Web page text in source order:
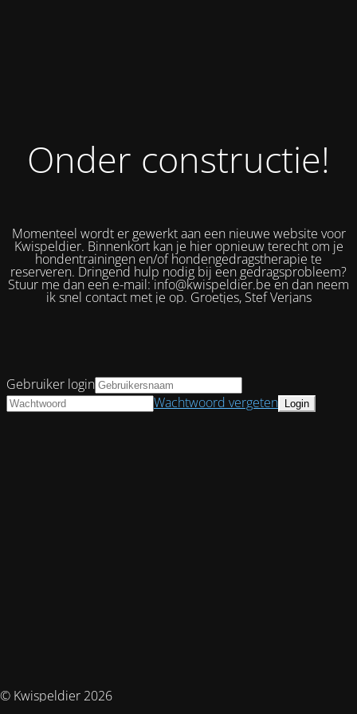
Onder constructie!
Momenteel wordt er gewerkt aan een nieuwe website voor
Kwispeldier. Binnenkort kan je hier opnieuw terecht om je
hondentrainingen en/of hondengedragstherapie te
reserveren. Dringend hulp nodig bij een gedragsprobleem?
Stuur me dan een e-mail: info@kwispeldier.be en dan neem
ik snel contact met je op. Groetjes, Stef Verjans
© Kwispeldier 2026
Gebruiker login
Wachtwoord vergeten